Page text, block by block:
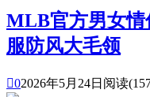
MLB官方男女情
服防风大毛领
02026年5月24日 阅读